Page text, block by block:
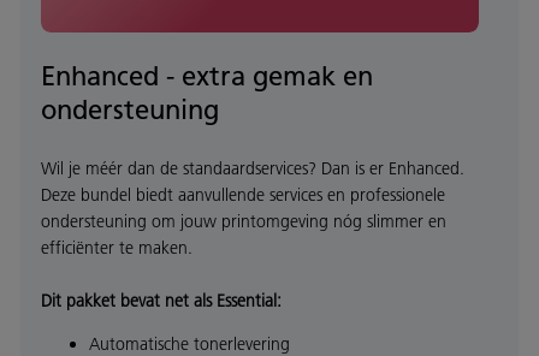
Enhanced - extra gemak en
ondersteuning
Wil je méér dan de standaardservices? Dan is er Enhanced.
Deze bundel biedt aanvullende services en professionele
ondersteuning om jouw printomgeving nóg slimmer en
efficiënter te maken.
Dit pakket bevat net als Essential:
Automatische tonerlevering